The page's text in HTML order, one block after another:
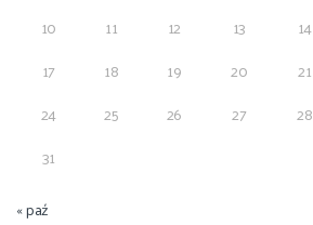
10
11 12 13 14
17
18 19 20 21
24
25 26 27 28
31
« paź